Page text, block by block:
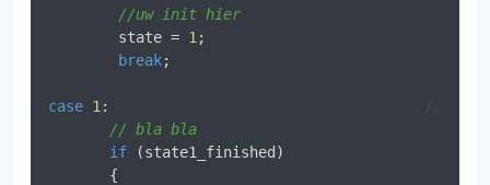
//uw init hier
        state =
1 ;
break;
case 1 :
//
// bla bla
if (state1_finished)
       {